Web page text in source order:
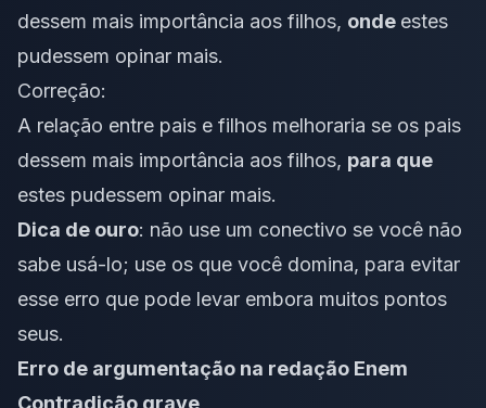
dessem mais importância aos filhos, onde estes
pudessem opinar mais.
Correção:
A relação entre pais e filhos melhoraria se os pais
dessem mais importância aos filhos, para que
estes pudessem opinar mais.
Dica de ouro: não use um conectivo se você não
sabe usá-lo; use os que você domina, para evitar
esse erro que pode levar embora muitos pontos
seus.
Erro de argumentação na redação Enem